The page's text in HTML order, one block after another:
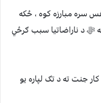
سره مبارزه کوه ، ځکه
ﷻ د ناراضاتیا سبب ګرځي
کار جنت ته د تګ لپاره یو